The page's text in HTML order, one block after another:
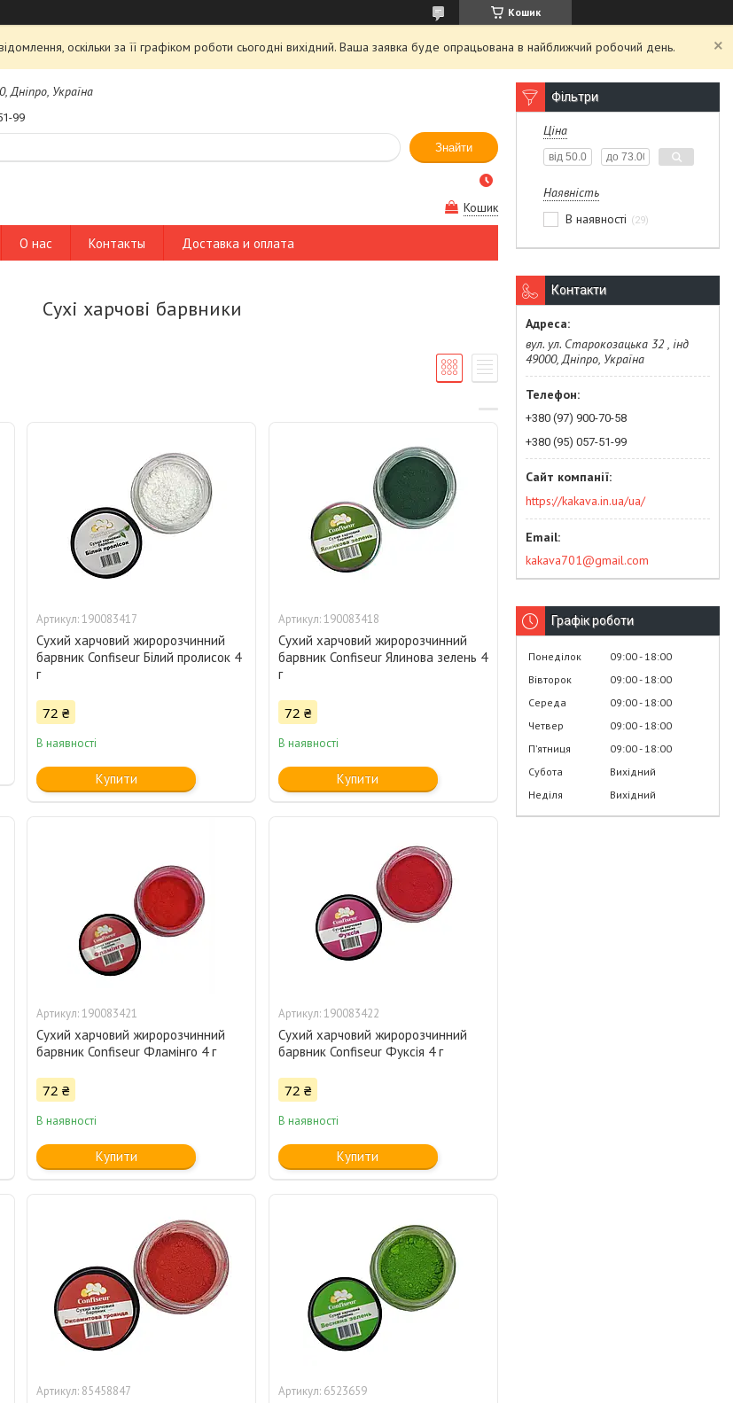
Кошик
оскільки за її графіком роботи сьогодні вихідний. Ваша заявка буде опрацьована в найближчий робочий день.
Дніпро, Україна
99
Знайти
Кошик
О нас Контакты Доставка и оплата
Сухі харчові барвники
190083417
Сухий харчовий жиророзчинний
барвник Confiseur Білий пролисок 4
г
72 ₴
В наявності
Купити
190083418
Сухий харчовий жиророзчинний
барвник Confiseur Ялинова зелень 4
г
72 ₴
В наявності
Купити
190083421
Сухий харчовий жиророзчинний
барвник Confiseur Фламінго 4 г
72 ₴
В наявності
Купити
190083422
Сухий харчовий жиророзчинний
барвник Confiseur Фуксія 4 г
72 ₴
В наявності
Купити
85458847 6523659
Фільтри
Ціна
Наявність
В наявності
29
Контакти
вул. ул. Старокозацька 32 , інд
49000, Дніпро, Україна
+380 (97) 900-70-58
+380 (95) 057-51-99
https://kakava.in.ua/ua/
kakava701@gmail.com
Графік роботи
Понеділок 09:00 18:00
Вівторок
09:00 18:00
Середа
09:00 18:00
Четвер
09:00 18:00
Пʼятниця
09:00 18:00
Субота
Вихідний
Неділя
Вихідний